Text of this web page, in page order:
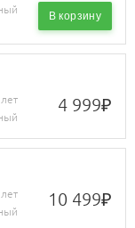
В корзину
4 999₽
10 499₽